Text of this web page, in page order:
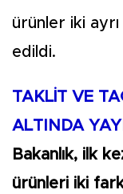
ürünler iki
edildi.
TAKLİT VE
ALTINDA
Bakanlık, ilk
ürünleri iki